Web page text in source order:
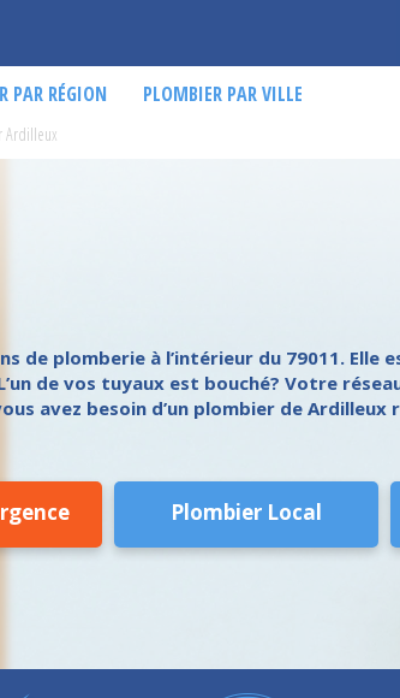
PAR RÉGION PLOMBIER PAR VILLE
Ardilleux
plomberie à l’intérieur du 79011. Elle
de vos tuyaux est bouché? Votre
avez besoin d’un plombier de
Plombier Local